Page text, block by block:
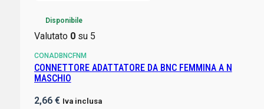
Disponibile
Valutato 0su 5
CONADBNCFNM
CONNETTORE ADATTATORE DA BNC FEMMINA A N
MASCHIO
2,66 € Iva inclusa